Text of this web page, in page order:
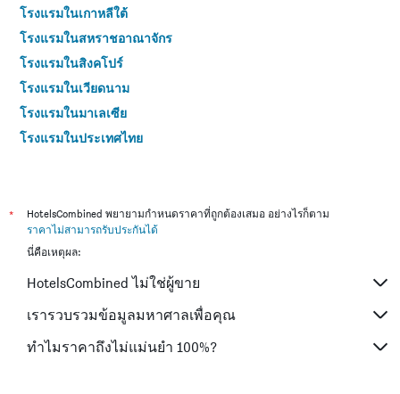
โรงแรมในเกาหลีใต้
โรงแรมในสหราชอาณาจักร
โรงแรมในสิงคโปร์
โรงแรมในเวียดนาม
โรงแรมในมาเลเซีย
โรงแรมในประเทศไทย
*
HotelsCombined พยายามกำหนดราคาที่ถูกต้องเสมอ อย่างไรก็ตาม
ราคาไม่สามารถรับประกันได้
นี่คือเหตุผล:
HotelsCombined ไม่ใช่ผู้ขาย
เรารวบรวมข้อมูลมหาศาลเพื่อคุณ
ทำไมราคาถึงไม่แม่นยำ 100%?